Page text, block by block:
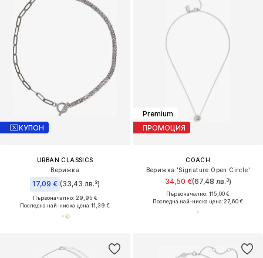
КУПОН
URBAN CLASSICS
Верижка
17,09 € (33,43 лв.³)
Първоначално: 29,95 €
Последна най-ниска цена:11,39 €
Premium
ПРОМОЦИЯ
COACH
Верижка 'Signature Open Circle'
34,50 €(67,48 лв.³)
Първоначално: 115,00 €
Последна най-ниска цена:27,60 €